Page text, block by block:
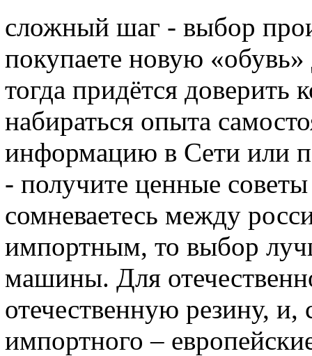
сложный шаг - выбор
покупаете новую «обувь»
тогда придётся доверить
набираться опыта
информацию в Сети или
- получите ценные
сомневаетесь между
импортным, то выбор
машины. Для
отечественную резину, и,
импортного –